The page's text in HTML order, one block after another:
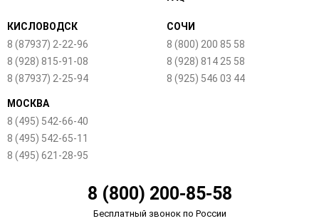
КИСЛОВОДСК
8 (87937) 2-22-96
8 (928) 815-91-08
8 (87937) 2-25-94
СОЧИ
8 (800) 200 85 58
8 (928) 814 25 58
8 (925) 546 03 44
МОСКВА
8 (495) 542-66-40
8 (495) 542-65-11
8 (495) 621-28-95
8 (800) 200-85-58
Бесплатный звонок по России